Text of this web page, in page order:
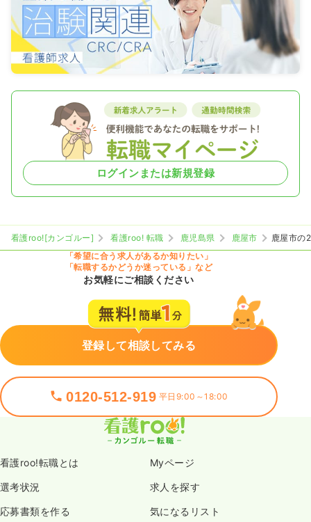
ログインまたは新規登録
看護roo![カンゴルー] 看護roo! 転職 鹿児島県 鹿屋市
鹿屋市の
「希望に合う求人があるか知りたい」
「転職するかどうか迷っている」など
お気軽にご相談ください
登録して相談してみる
0120-512-919 平日9:00～18:00
看護roo!転職とは Myページ
選考状況 求人を探す
応募書類を作る 気になるリスト